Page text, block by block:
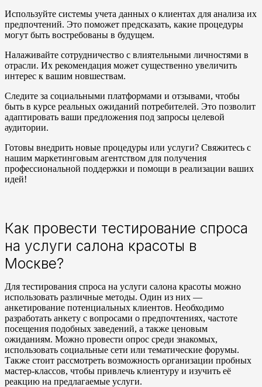
Используйте системы учета данных о клиентах для анализа их
предпочтений. Это поможет предсказать, какие процедуры
могут быть востребованы в будущем.
Налаживайте сотрудничество с влиятельными личностями в
отрасли. Их рекомендация может существенно увеличить
интерес к вашим новшествам.
Следите за социальными платформами и отзывами, чтобы
быть в курсе реальных ожиданий потребителей. Это позволит
адаптировать ваши предложения под запросы целевой
аудитории.
Готовы внедрить новые процедуры или услуги? Свяжитесь с
нашим маркетинговым агентством для получения
профессиональной поддержки и помощи в реализации ваших
идей!
Как провести тестирование спроса
на услуги салона красоты в
Москве?
Для тестирования спроса на услуги салона красоты можно
использовать различные методы. Один из них —
анкетирование потенциальных клиентов. Необходимо
разработать анкету с вопросами о предпочтениях, частоте
посещения подобных заведений, а также ценовым
ожиданиям. Можно провести опрос среди знакомых,
использовать социальные сети или тематические форумы.
Также стоит рассмотреть возможность организации пробных
мастер-классов, чтобы привлечь клиентуру и изучить её
реакцию на предлагаемые услуги.